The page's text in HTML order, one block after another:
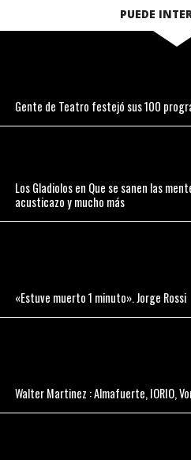
PUEDE
Gente de Teatro festejó sus 100
Los Gladiolos en Que se sanen las
acusticazo y mucho más
«Estuve muerto 1 minuto». Jorge Rossi
Walter Martinez : Almafuerte, IORIO,